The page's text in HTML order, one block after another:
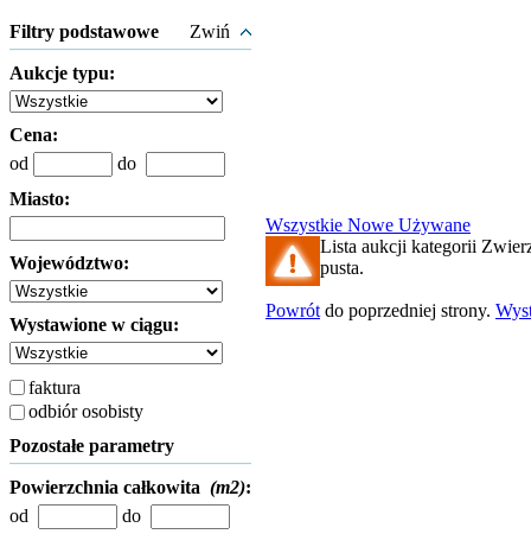
Filtry podstawowe Zwiń
Aukcje typu:
Cena:
od
do
Miasto:
Województwo:
Wystawione w ciągu:
faktura
odbiór osobisty
Pozostałe parametry
Powierzchnia całkowita (m2):
od
do
Wszystkie Nowe Używane
Lista aukcji kategorii
pusta.
Powrót do poprzedniej strony.